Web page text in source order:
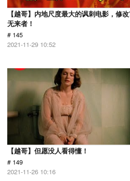
【越哥】内地尺度最大的讽刺电影，修
无来者！
# 145
2021-11-29 10:52
【越哥】但愿没人看得懂！
# 149
2021-11-26 10:16